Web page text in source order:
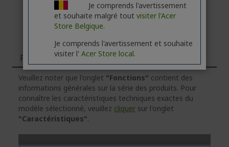
Fonctions
Veuillez noter que l'onglet "Fonctions" contient des
informations générales sur la série des produits. Pour
connaître les caractéristiques techniques exactes du
modèle sélectionné, veuillez cliquer sur l'onglet
"Caractéristiques".
Je comprends l'avertissement
et souhaite malgré tout visiter l'Acer
Store Belgique.
Je comprends l'avertissement et souhaite
visiter l' Acer Store local.